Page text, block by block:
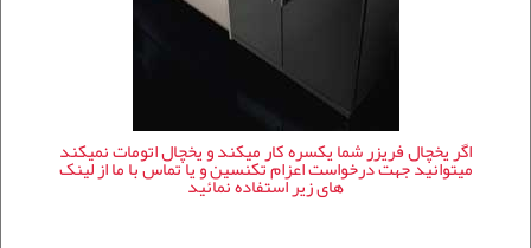
اگر یخچال فریزر شما یکسره کار میکند و یخچال اتومات نمیکند
میتوانید جهت درخواست اعزام تکنسین و یا تماس با ما از لینک
های زیر استفاده نمائید